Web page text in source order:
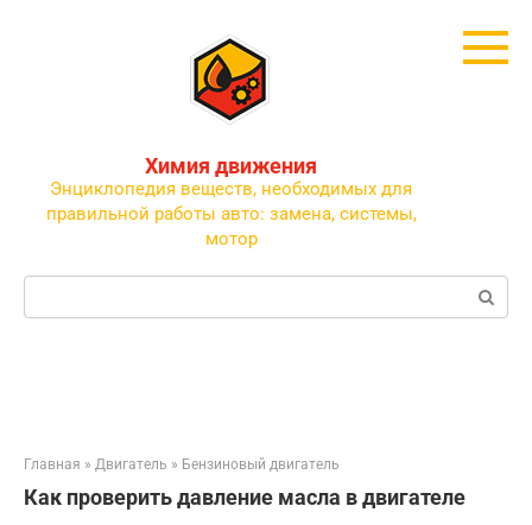
Химия движения
Энциклопедия веществ, необходимых для
правильной работы авто: замена, системы,
мотор
Поиск:
Главная » Двигатель » Бензиновый двигатель
Как проверить давление масла в двигателе